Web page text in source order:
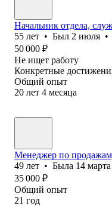
Начальник отдела,
55 лет • Был 2 июля •
50 000 ₽
Не ищет работу
Конкретные
Общий опыт
20 лет 4 месяца
Менеджер по
49 лет • Была 14
35 000 ₽
Общий опыт
21 год